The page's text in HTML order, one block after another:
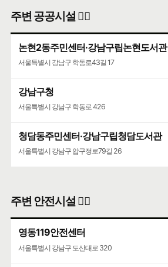
주변 공공시설 👨‍✈️
논현2동주민센터·강남구립논현도서관
서울특별시 강남구 학동로43길 17
강남구청
서울특별시 강남구 학동로 426
청담동주민센터·강남구립청담도서관
서울특별시 강남구 압구정로79길 26
주변 안전시설 👮‍♀️
영동119안전센터
서울특별시 강남구 도산대로 320